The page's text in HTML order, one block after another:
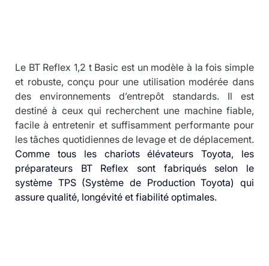
Le BT Reflex 1,2 t Basic est un modèle à la fois simple
et robuste, conçu pour une utilisation modérée dans
des environnements d’entrepôt standards. Il est
destiné à ceux qui recherchent une machine fiable,
facile à entretenir et suffisamment performante pour
Comme tous les chariots élévateurs Toyota, les
préparateurs BT Reflex sont fabriqués selon le
système TPS (Système de Production Toyota) qui
assure qualité, longévité et fiabilité optimales.